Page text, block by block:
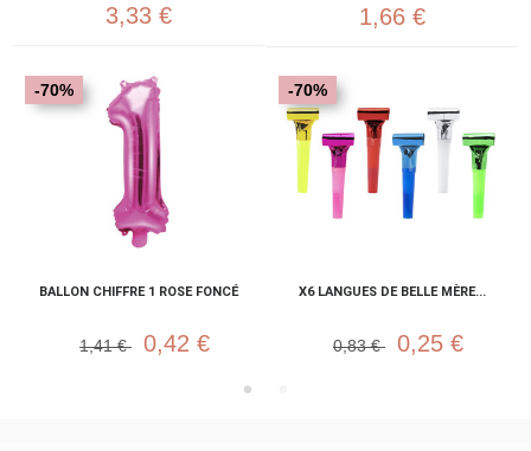
3,33 € 1,66 €
BALLON CHIFFRE 1 ROSE FONCÉ
-70%
1,41 € 0,42 €
X6 LANGUES DE BELLE MÈRE...
-70%
0,83 € 0,25 €